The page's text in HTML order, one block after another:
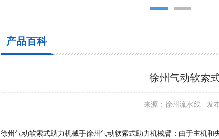
产品百科
徐州气动软索
来源：徐州流水线 发
徐州气动软索式助力机械手徐州气动软索式助力机械臂：由于主机